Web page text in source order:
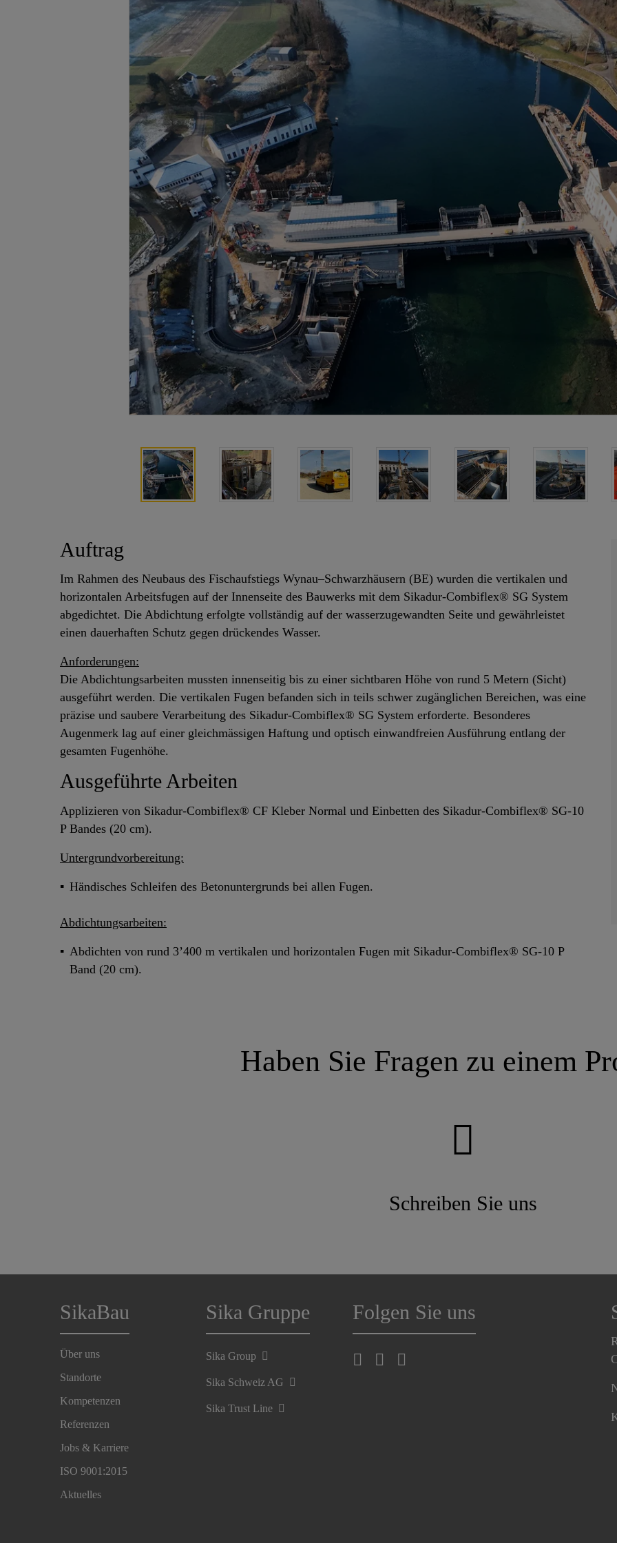
Auftrag
Im Rahmen des Neubaus des Fischaufstiegs Wynau–Schwarzhäusern (BE) wurden die vertikalen und
horizontalen Arbeitsfugen auf der Innenseite des Bauwerks mit dem Sikadur-Combiflex® SG System
abgedichtet. Die Abdichtung erfolgte vollständig auf der wasserzugewandten Seite und gewährleistet
einen dauerhaften Schutz gegen drückendes Wasser.
Anforderungen:
Die Abdichtungsarbeiten mussten innenseitig bis zu einer sichtbaren Höhe von rund 5 Metern (Sicht)
ausgeführt werden. Die vertikalen Fugen befanden sich in teils schwer zugänglichen Bereichen, was eine
präzise und saubere Verarbeitung des Sikadur-Combiflex® SG System erforderte. Besonderes
Augenmerk lag auf einer gleichmässigen Haftung und optisch einwandfreien Ausführung entlang der
gesamten Fugenhöhe.
Ausgeführte Arbeiten
Applizieren von Sikadur-Combiflex® CF Kleber Normal und Einbetten des Sikadur-Combiflex® SG-10
P Bandes (20 cm).
Untergrundvorbereitung:
Händisches Schleifen des Betonuntergrunds bei allen Fugen.
Abdichtungsarbeiten:
Abdichten von rund 3’400 m vertikalen und horizontalen Fugen mit Sikadur-Combiflex® SG-10 P
Band (20 cm).
Haben Sie Fragen zu einem
Schreiben Sie uns
SikaBau
Über uns
Standorte
Kompetenzen
Referenzen
Jobs & Karriere
ISO 9001:2015
Aktuelles
Sika Gruppe
Sika Group
Sika Schweiz AG
Sika Trust Line
Folgen Sie uns